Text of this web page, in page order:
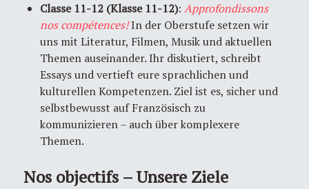
Classe 11-12 (Klasse 11-12): Approfondissons
nos compétences!In der Oberstufe setzen wir
uns mit Literatur, Filmen, Musik und aktuellen
Themen auseinander. Ihr diskutiert, schreibt
Essays und vertieft eure sprachlichen und
kulturellen Kompetenzen. Ziel ist es, sicher und
selbstbewusst auf Französisch zu
kommunizieren – auch über komplexere
Themen.
Nos objectifs – Unsere Ziele